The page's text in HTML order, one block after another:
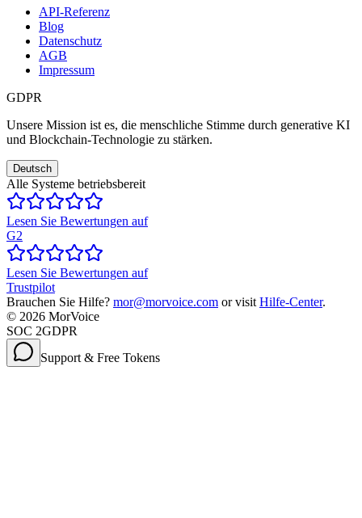
API-Referenz
Blog
Datenschutz
AGB
Impressum
GDPR
Unsere Mission ist es, die menschliche Stimme durch generative KI
und Blockchain-Technologie zu stärken.
Deutsch
Alle Systeme betriebsbereit
Lesen Sie Bewertungen auf
G2
Lesen Sie Bewertungen auf
Trustpilot
Brauchen Sie Hilfe? mor@morvoice.com or visit Hilfe-Center.
© 2026 MorVoice
SOC 2GDPR
Support & Free Tokens